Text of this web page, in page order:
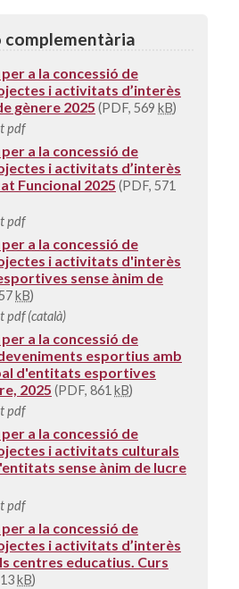
complementària
a la concessió de
i activitats d’interès
gènere 2025 (PDF, 569 kB)
pdf
a la concessió de
i activitats d’interès
Funcional 2025 (PDF, 571
pdf
a la concessió de
i activitats d'interès
sense ànim de
kB)
pdf (català)
a la concessió de
esportius amb
d'entitats esportives
2025 (PDF, 861 kB)
pdf
a la concessió de
i activitats culturals
sense ànim de lucre
pdf
a la concessió de
i activitats d’interès
centres educatius. Curs
kB)